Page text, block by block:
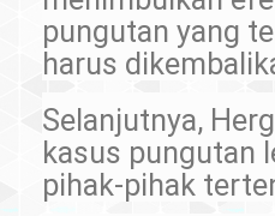
pungutan yang
harus
Selanjutnya,
kasus pungutan
pihak-pihak